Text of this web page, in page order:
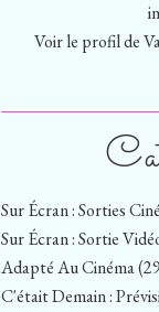
Sur Écran : Sorties
Sur Écran : Sortie
Adapté Au Cinéma
C'était Demain :
Voir le profil de